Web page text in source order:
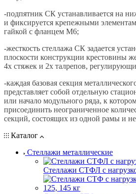
-подпятник СК устанавливается на
и фиксируется крепежными
гайкой с фланцем М6;
-жесткость стеллажа СК задается
плоскости конструкции крестовины
4х стяжек и 2х талрепов,
-каждая базовая секция
представляет собой отдельную
или начало модульного ряда, к
присоединить неограниченное
секций, состоящих из одной рамы и
Каталог
Стеллажи металлические
Стеллажи СТФЛ с